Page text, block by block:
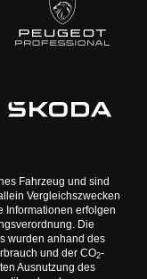
Fahrzeug und sind
Vergleichszwecken
Informationen erfolgen
Die
wurden anhand des
und der CO2-
Ausnutzung des